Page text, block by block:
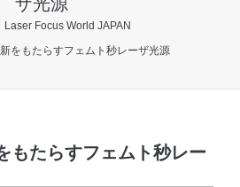
サービス
Laser Focus World JAPAN
をもたらすフェムト秒レーザ光源
もたらすフェムト秒レー